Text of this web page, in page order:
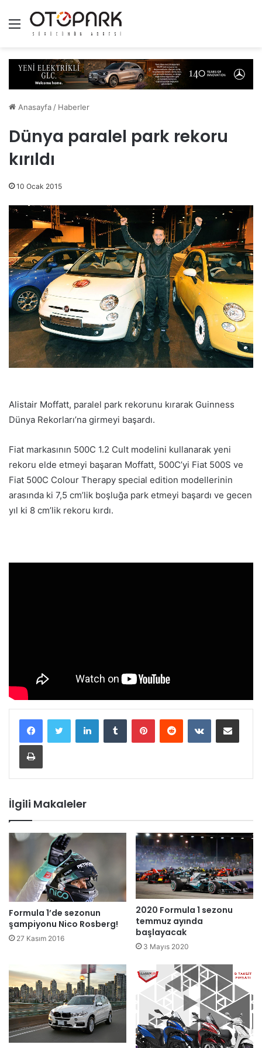
Menü
Anasayfa / Haberler
Dünya paralel park rekoru
kırıldı
10 Ocak 2015
Alistair Moffatt, paralel park rekorunu kırarak Guinness
Dünya Rekorları’na girmeyi başardı.
Fiat markasının 500C 1.2 Cult modelini kullanarak yeni
rekoru elde etmeyi başaran Moffatt, 500C’yi Fiat 500S ve
Fiat 500C Colour Therapy special edition modellerinin
arasında ki 7,5 cm’lik boşluğa park etmeyi başardı ve gecen
yıl ki 8 cm’lik rekoru kırdı.
İlgili Makaleler
Formula 1’de sezonun
şampiyonu Nico Rosberg!
27 Kasım 2016
2020 Formula 1 sezonu
temmuz ayında
başlayacak
3 Mayıs 2020